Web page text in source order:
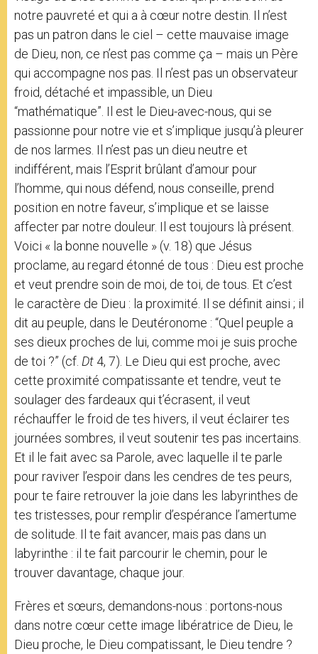
notre pauvreté et qui a à cœur notre destin. Il n’est
pas un patron dans le ciel – cette mauvaise image
de Dieu, non, ce n’est pas comme ça – mais un Père
qui accompagne nos pas. Il n’est pas un observateur
froid, détaché et impassible, un Dieu
“mathématique”. Il est le Dieu-avec-nous, qui se
passionne pour notre vie et s’implique jusqu’à pleurer
de nos larmes. Il n’est pas un dieu neutre et
indifférent, mais l’Esprit brûlant d’amour pour
l’homme, qui nous défend, nous conseille, prend
position en notre faveur, s’implique et se laisse
affecter par notre douleur. Il est toujours là présent.
Voici « la bonne nouvelle » (v. 18) que Jésus
proclame, au regard étonné de tous : Dieu est proche
et veut prendre soin de moi, de toi, de tous. Et c’est
le caractère de Dieu : la proximité. Il se définit ainsi ; il
dit au peuple, dans le Deutéronome : “Quel peuple a
ses dieux proches de lui, comme moi je suis proche
de toi ?” (cf. Dt 4, 7). Le Dieu qui est proche, avec
cette proximité compatissante et tendre, veut te
soulager des fardeaux qui t’écrasent, il veut
réchauffer le froid de tes hivers, il veut éclairer tes
journées sombres, il veut soutenir tes pas incertains.
Et il le fait avec sa Parole, avec laquelle il te parle
pour raviver l’espoir dans les cendres de tes peurs,
pour te faire retrouver la joie dans les labyrinthes de
tes tristesses, pour remplir d’espérance l’amertume
de solitude. Il te fait avancer, mais pas dans un
labyrinthe : il te fait parcourir le chemin, pour le
trouver davantage, chaque jour.
Frères et sœurs, demandons-nous : portons-nous
dans notre cœur cette image libératrice de Dieu, le
Dieu proche, le Dieu compatissant, le Dieu tendre ?